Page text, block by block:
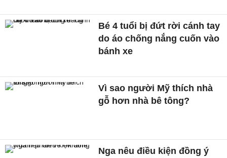
Bé 4 tuổi bị đứt rời cánh tay
do áo chống nắng cuốn vào
bánh xe
Vì sao người Mỹ thích nhà
gỗ hơn nhà bê tông?
Nga nêu điều kiện đồng ý